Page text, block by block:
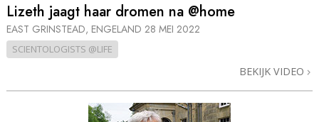
Lizeth jaagt haar dromen na @home
EAST GRINSTEAD, ENGELAND 28 MEI 2022
SCIENTOLOGISTS @LIFE
BEKIJK VIDEO